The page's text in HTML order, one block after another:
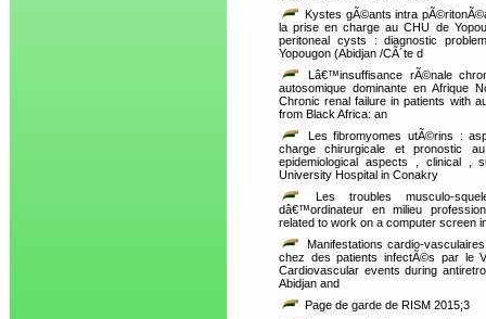
Kystes gÃ©ants intra
la prise en charge au CHU de
peritoneal cysts : diagnostic
Yopougon (Abidjan /CÃ´te d
Lâ€™insuffisance rÃ©nale
autosomique dominante en Afrique
Chronic renal failure in patients with
from Black Africa: an
Les fibromyomes utÃ©rins :
charge chirurgicale et pronostic
epidemiological aspects , clinical ,
University Hospital in Conakry
Les troubles musculo-
dâ€™ordinateur en milieu
related to work on a computer screen
Manifestations cardio-
chez des patients infectÃ©s par le
Cardiovascular events during
Abidjan and
Page de garde de RISM 2015;3